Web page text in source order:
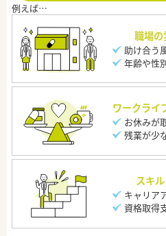
職場
助け合う
年齢や性
ワークライ
お休みが
残業が少
スキ
キャリア
資格取得